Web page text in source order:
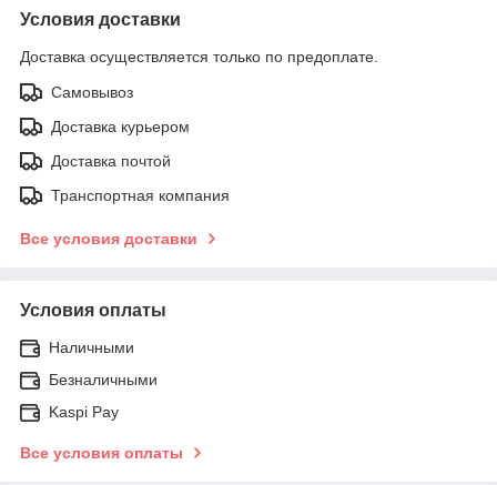
Условия доставки
Доставка осуществляется только по предоплате.
Самовывоз
Доставка курьером
Доставка почтой
Транспортная компания
Все условия доставки
Условия оплаты
Наличными
Безналичными
Kaspi Pay
Все условия оплаты